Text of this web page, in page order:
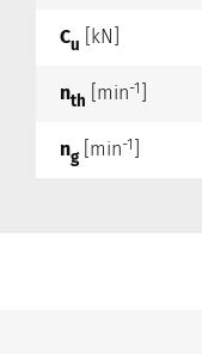
Cu [kN]
nth [min-1
ng[min-1